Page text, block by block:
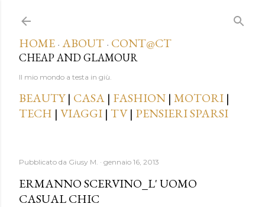
HOME · ABOUT · CONT@CT
CHEAP AND GLAMOUR
Il mio mondo a testa in giù.
BEAUTY| CASA | FASHION | MOTORI |
TECH | VIAGGI | TV| PENSIERI SPARSI
Pubblicato da Giusy M. gennaio 16, 2013
ERMANNO SCERVINO_L' UOMO
CASUAL CHIC